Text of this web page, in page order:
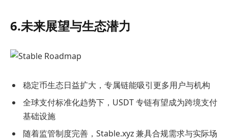
6.未来展望与生态潜力
稳定币生态日益扩大，专属链能吸引更多用户与机构
全球支付标准化趋势下，USDT 专链有望成为跨境支付
基础设施
随着监管制度完善，Stable.xyz 兼具合规需求与实际场